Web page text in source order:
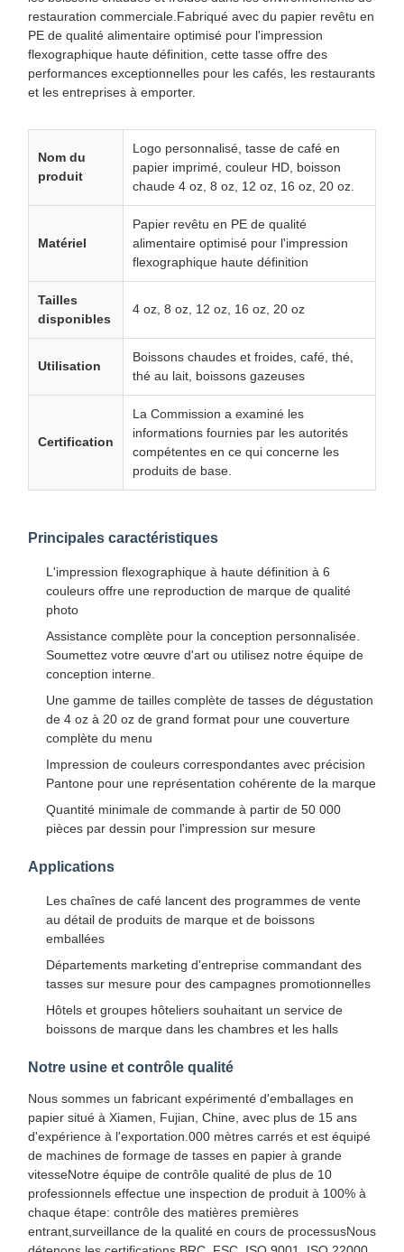
À La Maison Produits
À Propos De
Nous
Visite De
restauration commerciale.Fabriqué avec du papier revêtu en
PE de qualité alimentaire optimisé pour l'impression
flexographique haute définition, cette tasse offre des
performances exceptionnelles pour les cafés, les restaurants
et les entreprises à emporter.
Nom du
produit
Logo personnalisé, tasse de café en
papier imprimé, couleur HD, boisson
chaude 4 oz, 8 oz, 12 oz, 16 oz, 20 oz.
Matériel
Papier revêtu en PE de qualité
alimentaire optimisé pour l'impression
flexographique haute définition
Tailles
disponibles
4 oz, 8 oz, 12 oz, 16 oz, 20 oz
Utilisation
Boissons chaudes et froides, café, thé,
thé au lait, boissons gazeuses
Certification
La Commission a examiné les
informations fournies par les autorités
compétentes en ce qui concerne les
produits de base.
Principales caractéristiques
L'impression flexographique à haute définition à 6
couleurs offre une reproduction de marque de qualité
photo
Assistance complète pour la conception personnalisée.
Soumettez votre œuvre d'art ou utilisez notre équipe de
conception interne.
Une gamme de tailles complète de tasses de dégustation
de 4 oz à 20 oz de grand format pour une couverture
complète du menu
Impression de couleurs correspondantes avec précision
Pantone pour une représentation cohérente de la marque
Quantité minimale de commande à partir de 50 000
pièces par dessin pour l'impression sur mesure
Applications
Les chaînes de café lancent des programmes de vente
au détail de produits de marque et de boissons
emballées
Départements marketing d'entreprise commandant des
tasses sur mesure pour des campagnes promotionnelles
Hôtels et groupes hôteliers souhaitant un service de
boissons de marque dans les chambres et les halls
Notre usine et contrôle qualité
Nous sommes un fabricant expérimenté d'emballages en
papier situé à Xiamen, Fujian, Chine, avec plus de 15 ans
d'expérience à l'exportation.000 mètres carrés et est équipé
de machines de formage de tasses en papier à grande
vitesseNotre équipe de contrôle qualité de plus de 10
professionnels effectue une inspection de produit à 100% à
chaque étape: contrôle des matières premières
entrant,surveillance de la qualité en cours de processusNous